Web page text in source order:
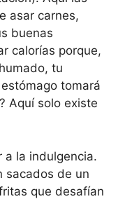
asar carnes,
buenas
calorías porque,
tu
tomará
Aquí solo existe
a la indulgencia.
sacados de un
que desafían